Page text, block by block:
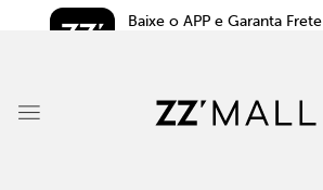
Baixe o APP e Garanta Frete